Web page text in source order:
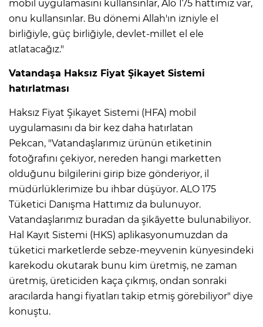
mobil uygulamasını kullansınlar, Alo 175 hattımız var,
onu kullansınlar. Bu dönemi Allah'ın izniyle el
birliğiyle, güç birliğiyle, devlet-millet el ele
atlatacağız."
Vatandaşa Haksız Fiyat Şikayet Sistemi
hatırlatması
Haksız Fiyat Şikayet Sistemi (HFA) mobil
uygulamasını da bir kez daha hatırlatan
Pekcan, "Vatandaşlarımız ürünün etiketinin
fotoğrafını çekiyor, nereden hangi marketten
olduğunu bilgilerini girip bize gönderiyor, il
müdürlüklerimize bu ihbar düşüyor. ALO 175
Tüketici Danışma Hattımız da bulunuyor.
Vatandaşlarımız buradan da şikâyette bulunabiliyor.
Hal Kayıt Sistemi (HKS) aplikasyonumuzdan da
tüketici marketlerde sebze-meyvenin künyesindeki
karekodu okutarak bunu kim üretmiş, ne zaman
üretmiş, üreticiden kaça çıkmış, ondan sonraki
aracılarda hangi fiyatları takip etmiş görebiliyor" diye
konuştu.